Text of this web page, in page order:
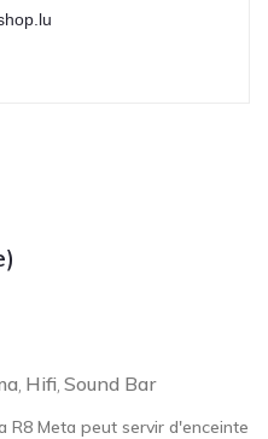
Hifi Sound Bar
R8 Meta peut servir d'enceinte